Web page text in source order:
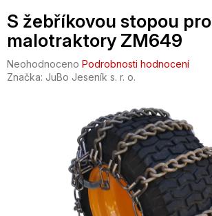
S žebříkovou stopou pro
malotraktory ZM649
Průměrné
hodnocení
Neohodnoceno Podrobnosti hodnocení
Značka: JuBo Jeseník s. r. o.